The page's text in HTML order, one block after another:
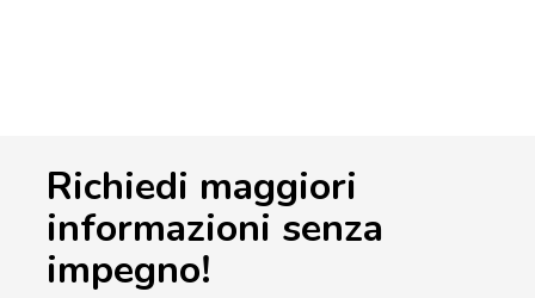
Richiedi maggiori
informazioni senza
impegno!